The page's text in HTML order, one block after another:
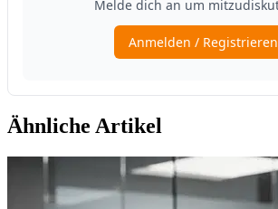
Ähnliche Artikel